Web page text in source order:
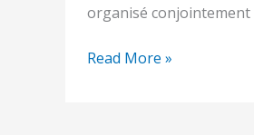
organisé conjointement
Read More »